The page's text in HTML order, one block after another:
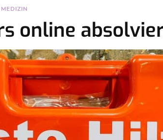
MEDIZIN
online